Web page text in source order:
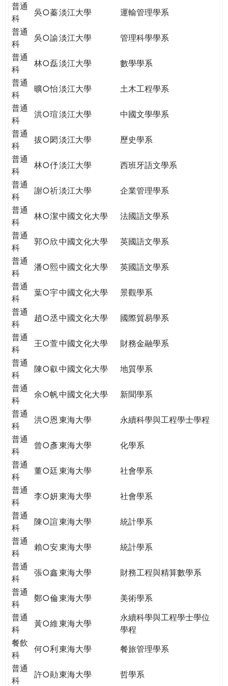
普通
科
吳○蓁淡江大學
運輸管理學系
普通
科
吳○諭淡江大學
管理科學學系
普通
科
林○磊淡江大學
數學學系
普通
科
曠○怡淡江大學
土木工程學系
普通
科
洪○瑄淡江大學
中國文學學系
普通
科
拔○閎淡江大學
歷史學系
普通
科
林○伃淡江大學
西班牙語文學系
普通
科
謝○祈淡江大學
企業管理學系
普通
科
林○潔中國文化大學
法國語文學系
普通
科
郭○欣中國文化大學
英國語文學系
普通
科
潘○熙中國文化大學
英國語文學系
普通
科
葉○宇中國文化大學
景觀學系
普通
科
趙○丞中國文化大學
國際貿易學系
普通
科
王○萱中國文化大學
財務金融學系
普通
科
陳○叡 中國文化大學
地質學系
普通
科
余○帆中國文化大學
新聞學系
普通
科
洪○恩 東海大學
永續科學與工程學士學程
普通
科
曾○彥東海大學
化學系
普通
科
董○廷東海大學
社會學系
普通
科
李○妍東海大學
社會學系
普通
科
陳○諠東海大學
統計學系
普通
科
賴○安東海大學
統計學系
普通
科
張○鑫東海大學
財務工程與精算數學系
普通
科
鄭○倫東海大學
美術學系
普通
科
黃○維東海大學
永續科學與工程學士學位
學程
餐飲
科
何○利東海大學
餐旅管理學系
普通
科
許○勛東海大學
哲學系